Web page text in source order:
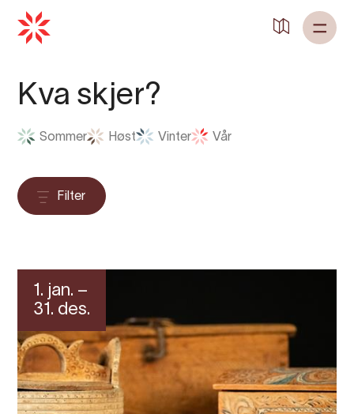
Kva skjer?
Sommer Høst Vinter Vår
Filter
1. jan. –
31. des.